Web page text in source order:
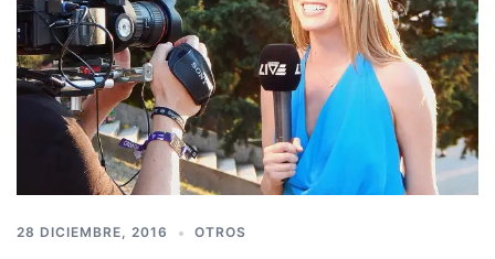
28 DICIEMBRE, 2016 OTROS